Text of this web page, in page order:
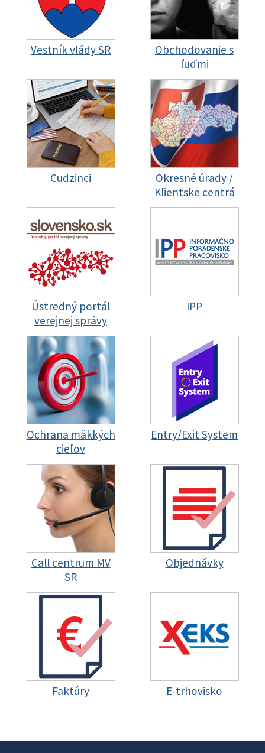
Vestník vlády SR
Obchodovanie s
ľuďmi
Cudzinci
Okresné úrady /
Klientske centrá
Ústredný portál
verejnej správy
IPP
Ochrana mäkkých
cieľov
Entry/Exit System
Call centrum MV
SR
Objednávky
Faktúry E-trhovisko